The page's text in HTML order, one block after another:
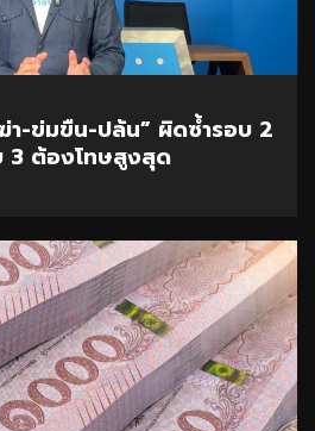
า-ข่มขืน-ปล้น” ผิดซ้ำรอบ 2
3 ต้องโทษสูงสุด